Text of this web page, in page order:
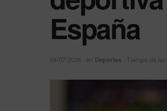
España
04/07/2026 en Deportes Tiempo de